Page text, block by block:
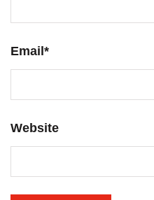
Email *
Website